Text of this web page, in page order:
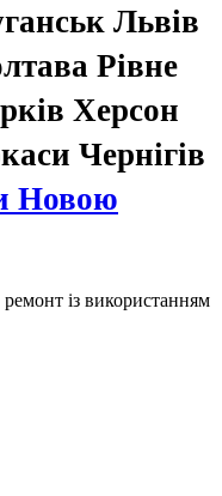
Львів
Рівне
Херсон
Чернігів
Новою
із використанням